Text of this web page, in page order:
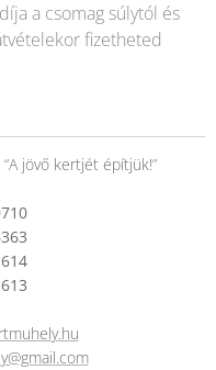
a csomag súlytól és
fizetheted
jövő kertjét építjük!”